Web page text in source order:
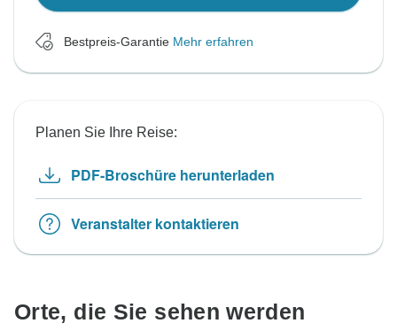
Bestpreis-Garantie Mehr erfahren
Planen Sie Ihre Reise:
PDF-Broschüre herunterladen
Veranstalter kontaktieren
Orte, die Sie sehen werden